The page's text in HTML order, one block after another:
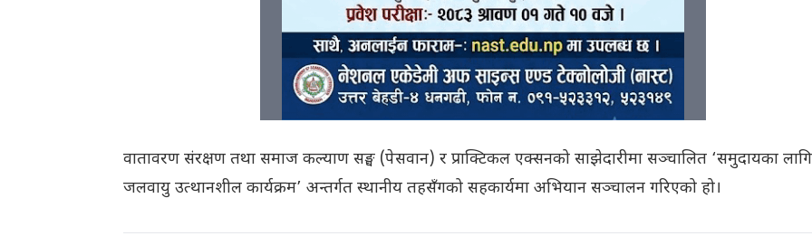
वातावरण संरक्षण तथा समाज कल्याण सङ्घ (पेसवान) र प्राक्टिकल एक्सनको साझेदारीमा सञ्चालित ‘समुदायका लागि
जलवायु उत्थानशील कार्यक्रम’ अन्तर्गत स्थानीय तहसँगको सहकार्यमा अभियान सञ्चालन गरिएको हो।